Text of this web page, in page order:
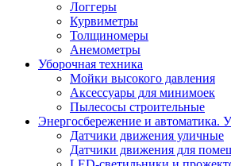
Логгеры
Курвиметры
Толщиномеры
Анемометры
Уборочная техника
Мойки высокого давления
Аксессуары для минимоек
Пылесосы строительные
Энергосбережение и автоматика.
Датчики движения уличные
Датчики движения для